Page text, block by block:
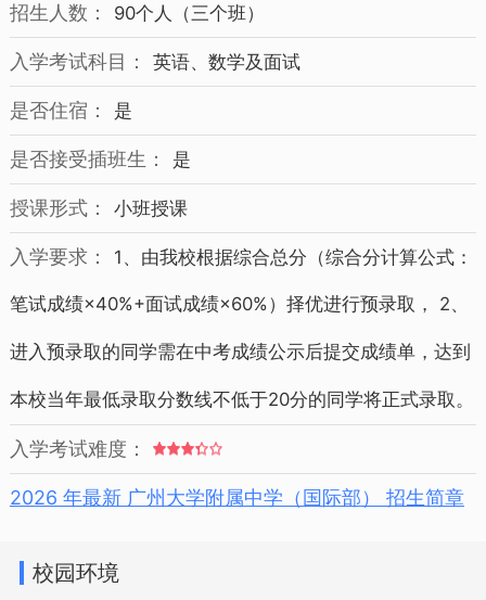
招生人数： 90个人（三个班）
入学考试科目： 英语、数学及面试
是否住宿： 是
是否接受插班生： 是
授课形式： 小班授课
入学要求： 1、由我校根据综合总分（综合分计算公式：
笔试成绩×40%+面试成绩×60%）择优进行预录取， 2、
进入预录取的同学需在中考成绩公示后提交成绩单，达到
本校当年最低录取分数线不低于20分的同学将正式录取。
入学考试难度：
2026 年最新 广州大学附属中学（国际部） 招生简章
校园环境